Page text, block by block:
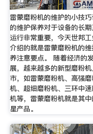
雷蒙磨粉机的维护的小技
的维护保养对于设备的长
运行非常重要，今天世邦
介绍的就是雷蒙磨粉机的
养注意要点。 随着经济的
展，越来越多的新型磨粉
市，如雷蒙磨粉机、高强
机、超细磨粉机、三环中
机等，雷蒙磨粉机就是其中
星产品。